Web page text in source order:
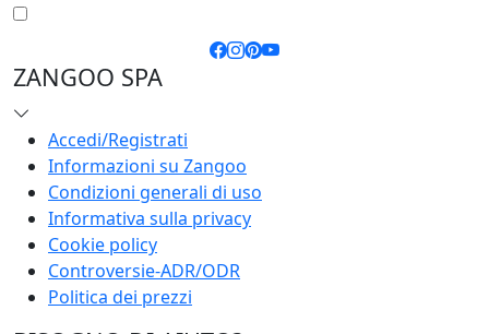
ZANGOO SPA
Accedi/Registrati
Informazioni su Zangoo
Condizioni generali di uso
Informativa sulla privacy
Cookie policy
Controversie-ADR/ODR
Politica dei prezzi